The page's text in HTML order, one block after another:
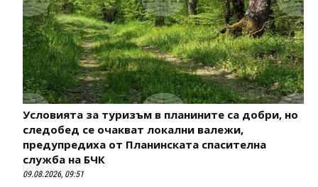
Условията за туризъм в планините са добри, но
следобед се очакват локални валежи,
предупредиха от Планинската спасителна
служба на БЧК
09.08.2026, 09:51